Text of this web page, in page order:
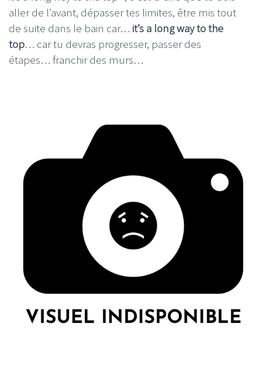
aller de l’avant, dépasser tes limites, être mis tout
de suite dans le bain car… it’s a long way to the
top… car tu devras progresser, passer des
étapes… franchir des murs…